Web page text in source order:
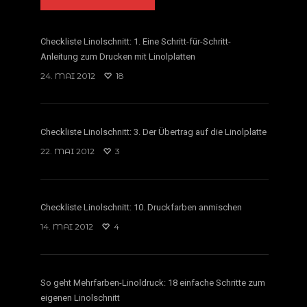
Checkliste Linolschnitt: 1. Eine Schritt-für-Schritt-
Anleitung zum Drucken mit Linolplatten
24. MAI 2012
18
Checkliste Linolschnitt: 3. Der Übertrag auf die Linolplatte
22. MAI 2012
3
Checkliste Linolschnitt: 10. Druckfarben anmischen
14. MAI 2012
4
So geht Mehrfarben-Linoldruck: 18 einfache Schritte zum
eigenen Linolschnitt